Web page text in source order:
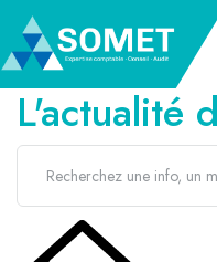
L'actualité